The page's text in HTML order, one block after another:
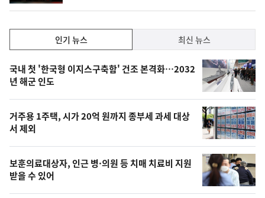
하
락
기,
최
신,
오
늘
의
영
상
인기 뉴스 최신 뉴스
인
기
뉴
스
국내 첫 '한국형 이지스구축함' 건조 본격화…2032
년 해군 인도
거주용 1주택, 시가 20억 원까지 종부세 과세 대상
서 제외
보훈의료대상자, 인근 병·의원 등 치매 치료비 지원
받을 수 있어